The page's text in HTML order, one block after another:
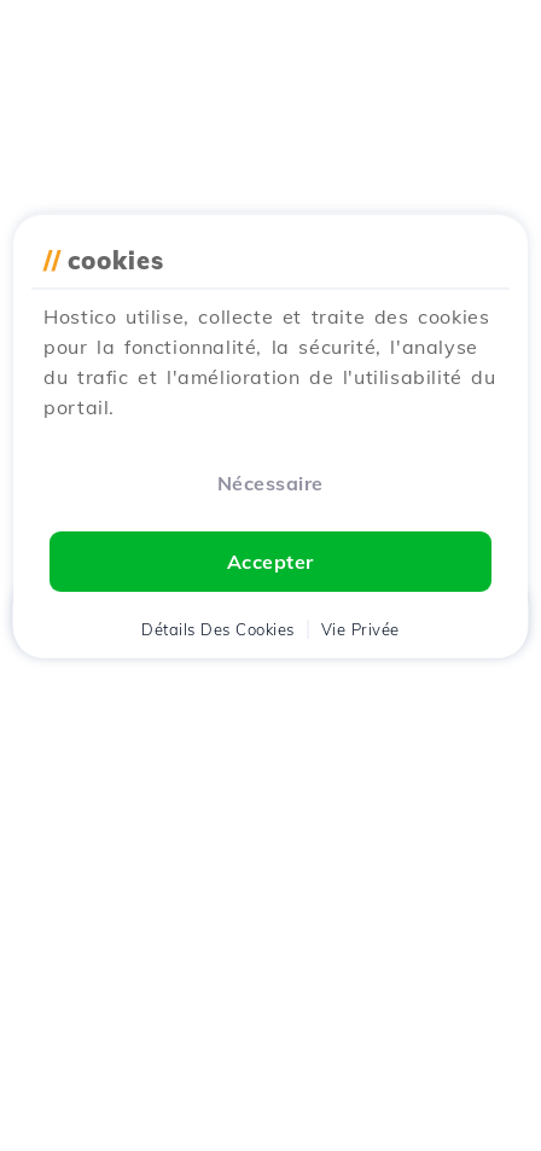
// cookies
Hostico utilise, collecte et traite des cookies
pour la fonctionnalité, la sécurité, l'analyse
du trafic et l'amélioration de l'utilisabilité du
portail.
Nécessaire
Accepter
Détails Des Cookies Vie Privée
Client Panier Chat